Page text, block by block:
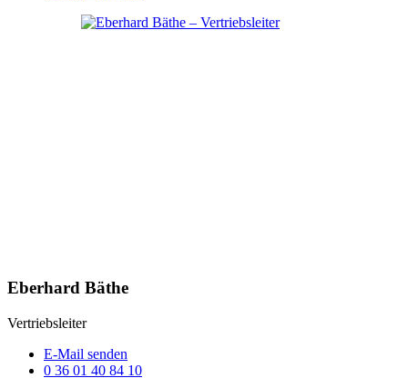
Eberhard Bäthe
Vertriebsleiter
E-Mail senden
0 36 01 40 84 10